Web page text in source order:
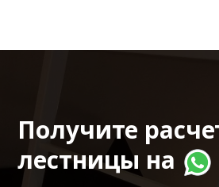
Получите
лестницы на